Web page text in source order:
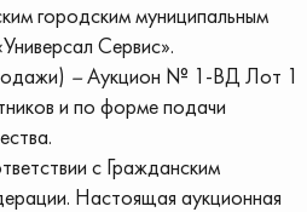
городским муниципальным
Сервис».
–Аукцион № 1-ВД Лот 1
и по форме подачи
с Гражданским
Настоящая аукционная